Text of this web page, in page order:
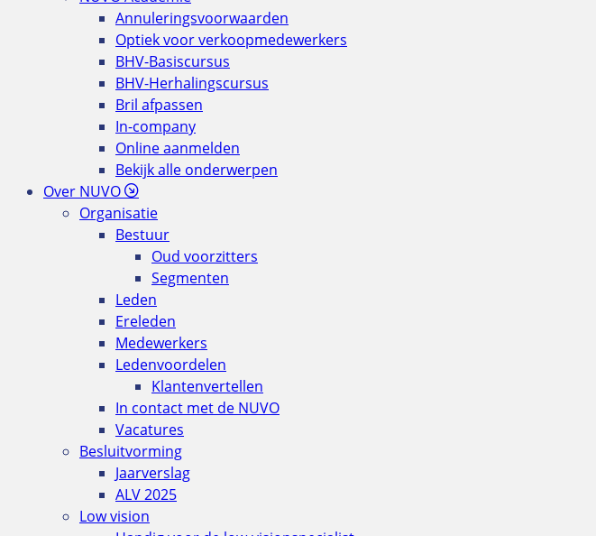
Annuleringsvoorwaarden
Optiek voor verkoopmedewerkers
BHV-Basiscursus
BHV-Herhalingscursus
Bril afpassen
In-company
Online aanmelden
Bekijk alle onderwerpen
Over NUVO
Organisatie
Bestuur
Oud voorzitters
Segmenten
Leden
Ereleden
Medewerkers
Ledenvoordelen
Klantenvertellen
In contact met de NUVO
Vacatures
Besluitvorming
Jaarverslag
ALV 2025
Low vision